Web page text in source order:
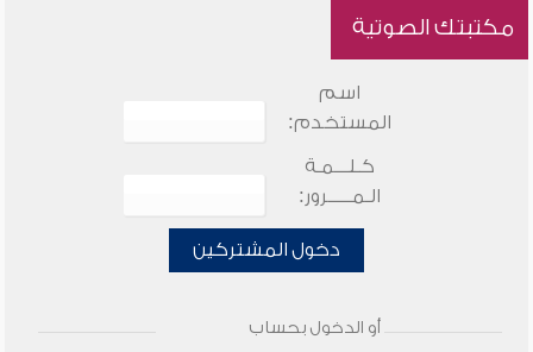
مكتبتك الصوتية
اسم
المستخدم:
كـلـــمـة
الـمـــــرور:
دخول المشتركين
أو الدخول بحساب